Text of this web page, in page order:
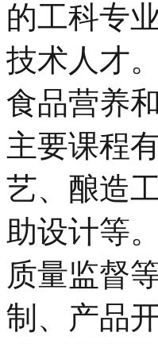
的工科专
技术人才
食品营养
主要课程
艺、酿造
助设计等
质量监督
制、产品